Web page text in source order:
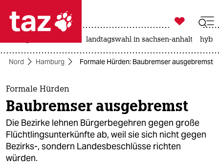
 taz zahl ich
taz zahl ich
themen
politik
öko
gesellschaft

taz zahl ich
landtagswahl in sachsen-anhalt
Nord Hamburg Formale Hürden: Baubremser ausgebremst
Formale Hürden
Baubremser ausgebremst
Die Bezirke lehnen Bürgerbegehren gegen große
Flüchtlingsunterkünfte ab, weil sie sich nicht gegen
Bezirks-, sondern Landesbeschlüsse richten
würden.